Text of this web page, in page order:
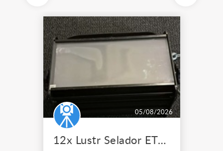
05/08/2026
12x Lustr Selador ETC Led 7x colors filtres